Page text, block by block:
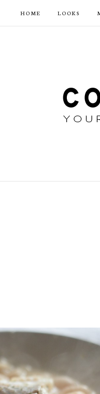
HOME LOOKS